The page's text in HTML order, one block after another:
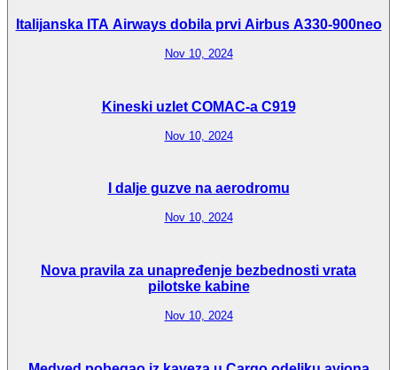
Italijanska ITA Airways dobila prvi Airbus A330-900neo
Nov 10, 2024
Kineski uzlet COMAC-a C919
Nov 10, 2024
I dalje guzve na aerodromu
Nov 10, 2024
Nova pravila za unapređenje bezbednosti vrata
pilotske kabine
Nov 10, 2024